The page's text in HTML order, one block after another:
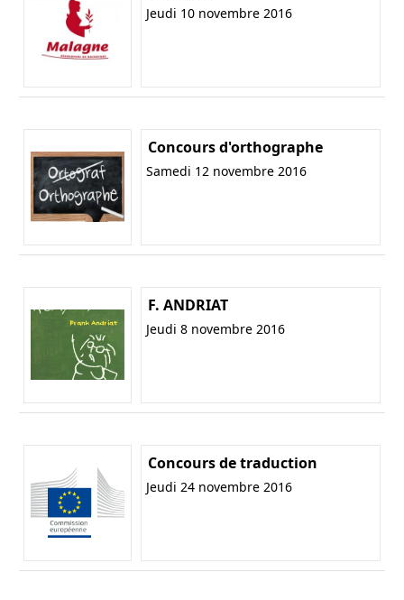
Jeudi 10 novembre 2016
Concours d'orthographe
Samedi 12 novembre 2016
F. ANDRIAT
Jeudi 8 novembre 2016
Concours de traduction
Jeudi 24 novembre 2016